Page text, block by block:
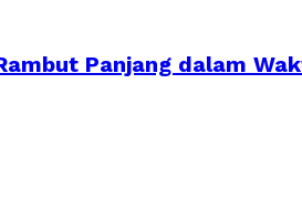
Panjang dalam